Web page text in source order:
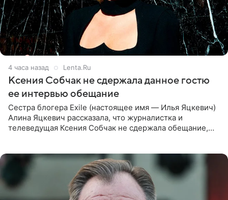
4 часа назад Lenta.Ru
Ксения Собчак не сдержала данное гостю
ее интервью обещание
Сестра блогера Exile (настоящее имя — Илья Яцкевич)
Алина Яцкевич рассказала, что журналистка и
телеведущая Ксения Собчак не сдержала обещание,